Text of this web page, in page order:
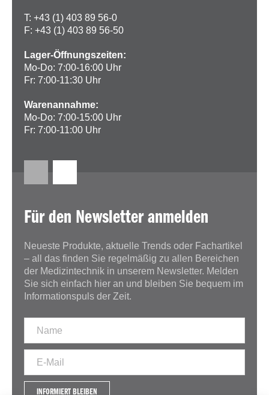
T: +43 (1) 403 89 56-0
F: +43 (1) 403 89 56-50
Lager-Öffnungszeiten:
Mo-Do: 7:00-16:00 Uhr
Fr: 7:00-11:30 Uhr
Warenannahme:
Mo-Do: 7:00-15:00 Uhr
Fr: 7:00-11:00 Uhr
Für den Newsletter anmelden
Neueste Produkte, aktuelle Trends oder Fachartikel
– all das finden Sie regelmäßig zu allen Bereichen
der Medizintechnik in unserem Newsletter. Melden
Sie sich einfach hier an und bleiben Sie bequem im
Informationspuls der Zeit.
INFORMIERT BLEIBEN